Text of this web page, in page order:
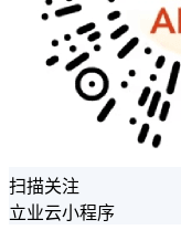
扫描关注
立业云小程序